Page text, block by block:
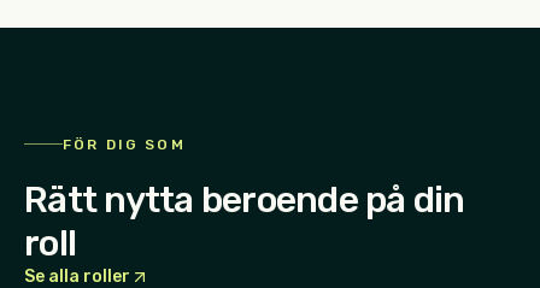
FÖR DIG SOM
Rätt nytta beroende på din
roll
Se alla roller